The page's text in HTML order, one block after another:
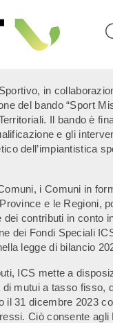
in
del bando “Sport
Il bando è
e gli
dell’impiantistica
i Comuni in
e le Regioni,
contributi in conto
dei Fondi Speciali
legge di bilancio
ICS mette a
mutui a tasso fisso,
il 31 dicembre 2023
Ciò consente agli